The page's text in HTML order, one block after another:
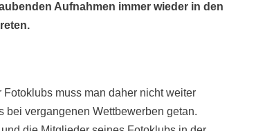
Aufnahmen immer wieder in den
muss man daher nicht weiter
bei vergangenen Wettbewerben getan.